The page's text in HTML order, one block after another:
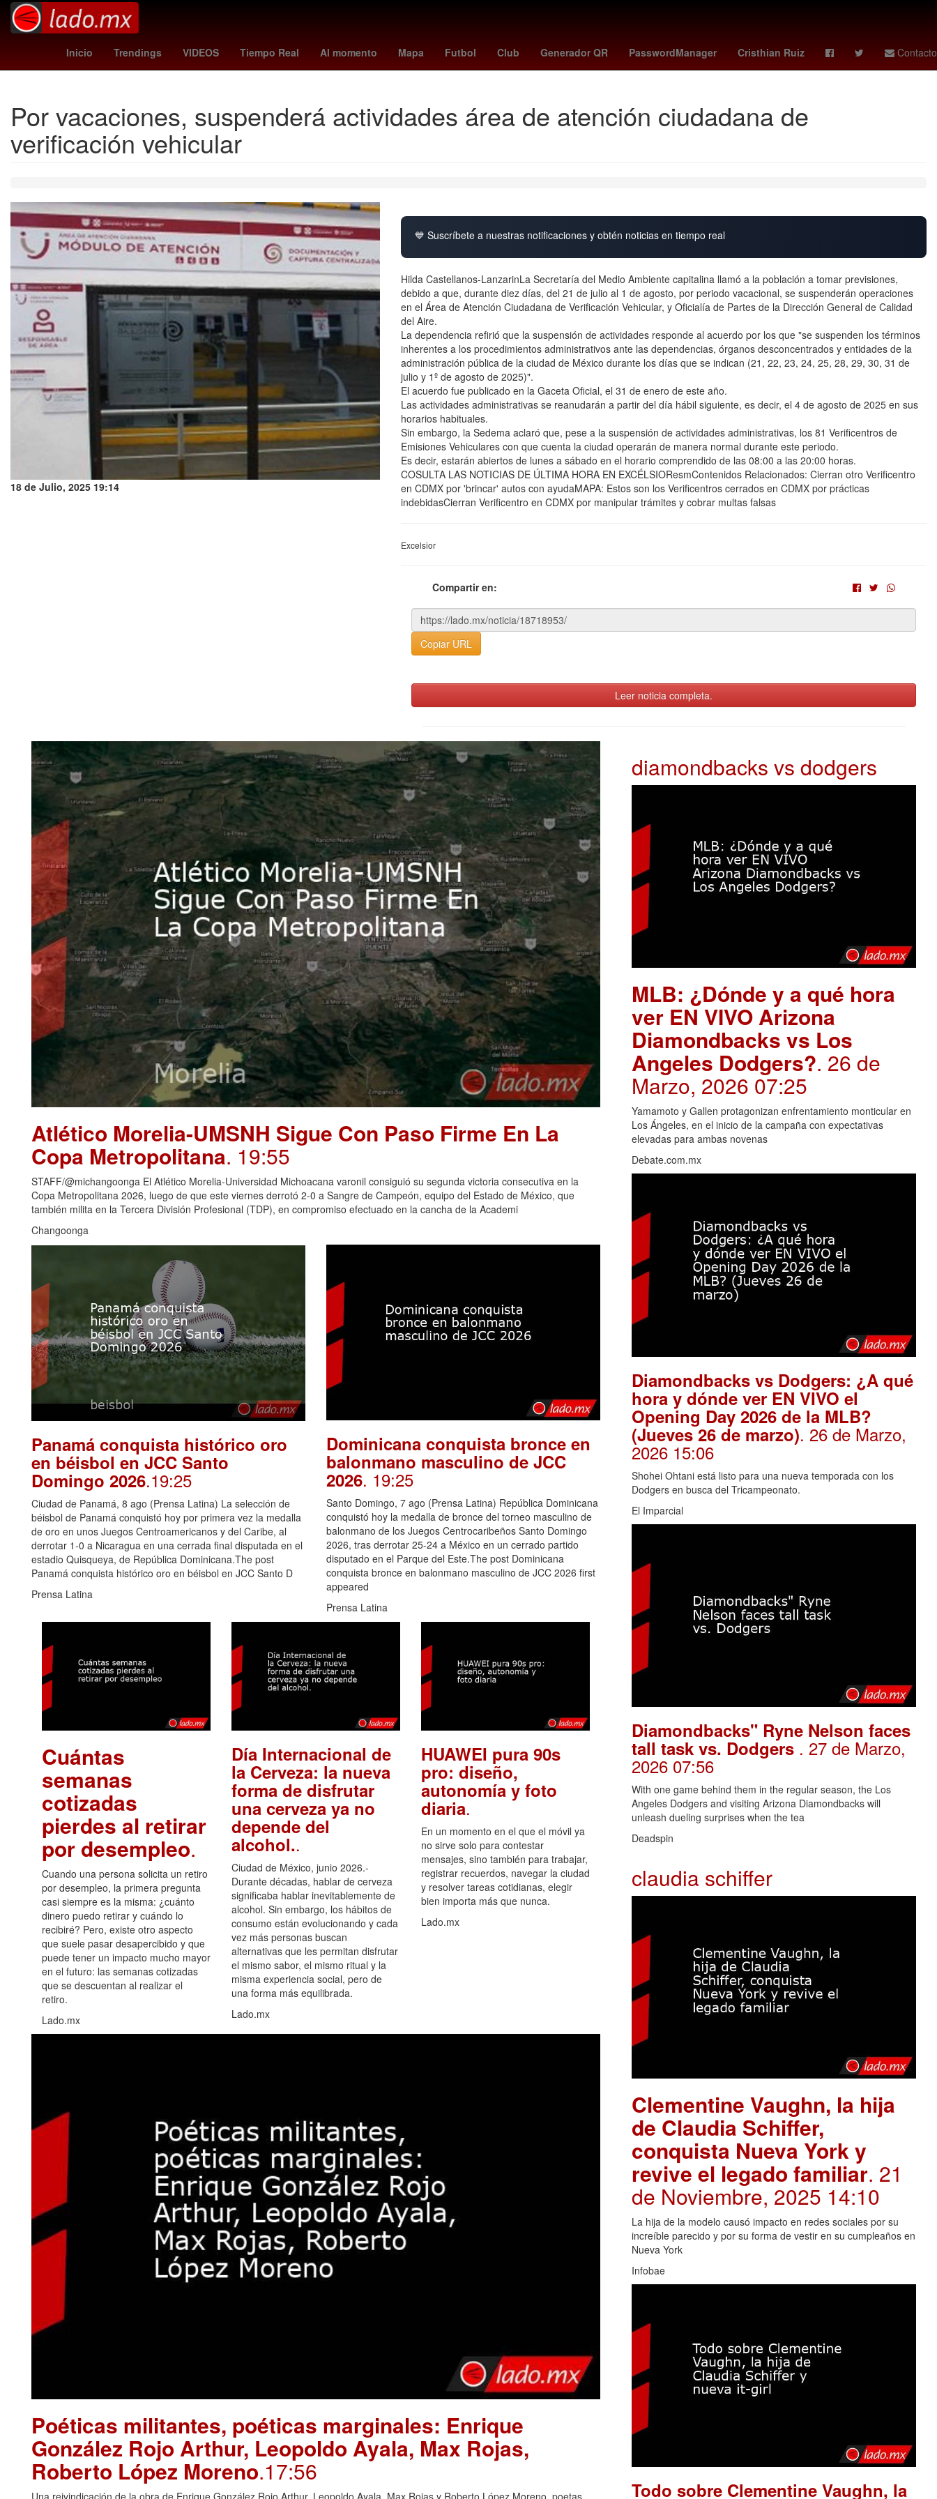
Inicio Trendings VIDEOS Tiempo Real Al momento Mapa Futbol Club Generador QR PasswordManager Cristhian Ruiz Contacto
Henipavirus Estética peppa pig rockets swag 2 Pago HBO Empresa florian monzon cavaliers - rockets
Por vacaciones, suspenderá actividades área de atención ciudadana de
verificación vehicular
18 de Julio, 2025 19:14
💙 Suscríbete a nuestras notificaciones y obtén noticias en tiempo real
Hilda Castellanos-LanzarinLa Secretaría del Medio Ambiente capitalina llamó a la población a tomar previsiones,
debido a que, durante diez días, del 21 de julio al 1 de agosto, por periodo vacacional, se suspenderán operaciones
en el Área de Atención Ciudadana de Verificación Vehicular, y Oficialía de Partes de la Dirección General de Calidad
del Aire.
La dependencia refirió que la suspensión de actividades responde al acuerdo por los que "se suspenden los términos
inherentes a los procedimientos administrativos ante las dependencias, órganos desconcentrados y entidades de la
administración pública de la ciudad de México durante los días que se indican (21, 22, 23, 24, 25, 28, 29, 30, 31 de
julio y 1º de agosto de 2025)".
El acuerdo fue publicado en la Gaceta Oficial, el 31 de enero de este año.
Las actividades administrativas se reanudarán a partir del día hábil siguiente, es decir, el 4 de agosto de 2025 en sus
horarios habituales.
Sin embargo, la Sedema aclaró que, pese a la suspensión de actividades administrativas, los 81 Verificentros de
Emisiones Vehiculares con que cuenta la ciudad operarán de manera normal durante este periodo.
Es decir, estarán abiertos de lunes a sábado en el horario comprendido de las 08:00 a las 20:00 horas.
COSULTA LAS NOTICIAS DE ÚLTIMA HORA EN EXCÉLSIOResmContenidos Relacionados: Cierran otro Verificentro
en CDMX por 'brincar' autos con ayudaMAPA: Estos son los Verificentros cerrados en CDMX por prácticas
indebidasCierran Verificentro en CDMX por manipular trámites y cobrar multas falsas
Excelsior
Compartir en:
Copiar URL
Leer noticia completa.
Atlético Morelia-UMSNH Sigue Con Paso Firme En La
Copa Metropolitana. 19:55
STAFF/@michangoonga El Atlético Morelia-Universidad Michoacana varonil consiguió su segunda victoria consecutiva en la
Copa Metropolitana 2026, luego de que este viernes derrotó 2-0 a Sangre de Campeón, equipo del Estado de México, que
también milita en la Tercera División Profesional (TDP), en compromiso efectuado en la cancha de la Academi
Changoonga
Panamá conquista histórico oro
en béisbol en JCC Santo
Domingo 2026.19:25
Ciudad de Panamá, 8 ago (Prensa Latina) La selección de
béisbol de Panamá conquistó hoy por primera vez la medalla
de oro en unos Juegos Centroamericanos y del Caribe, al
derrotar 1-0 a Nicaragua en una cerrada final disputada en el
estadio Quisqueya, de República Dominicana.The post
Panamá conquista histórico oro en béisbol en JCC Santo D
Prensa Latina
Dominicana conquista bronce en
balonmano masculino de JCC
2026. 19:25
Santo Domingo, 7 ago (Prensa Latina) República Dominicana
conquistó hoy la medalla de bronce del torneo masculino de
balonmano de los Juegos Centrocaribeños Santo Domingo
2026, tras derrotar 25-24 a México en un cerrado partido
disputado en el Parque del Este.The post Dominicana
conquista bronce en balonmano masculino de JCC 2026 first
appeared
Prensa Latina
Cuántas
semanas
cotizadas
pierdes al retirar
por desempleo.
Cuando una persona solicita un retiro
por desempleo, la primera pregunta
casi siempre es la misma: ¿cuánto
dinero puedo retirar y cuándo lo
recibiré? Pero, existe otro aspecto
que suele pasar desapercibido y que
puede tener un impacto mucho mayor
en el futuro: las semanas cotizadas
que se descuentan al realizar el
retiro.
Lado.mx
Día Internacional de
la Cerveza: la nueva
forma de disfrutar
una cerveza ya no
depende del
alcohol..
Ciudad de México, junio 2026.-
Durante décadas, hablar de cerveza
significaba hablar inevitablemente de
alcohol. Sin embargo, los hábitos de
consumo están evolucionando y cada
vez más personas buscan
alternativas que les permitan disfrutar
el mismo sabor, el mismo ritual y la
misma experiencia social, pero de
una forma más equilibrada.
Lado.mx
HUAWEI pura 90s
pro: diseño,
autonomía y foto
diaria.
En un momento en el que el móvil ya
no sirve solo para contestar
mensajes, sino también para trabajar,
registrar recuerdos, navegar la ciudad
y resolver tareas cotidianas, elegir
bien importa más que nunca.
Lado.mx
Poéticas militantes, poéticas marginales: Enrique
González Rojo Arthur, Leopoldo Ayala, Max Rojas,
Roberto López Moreno.17:56
diamondbacks vs dodgers
MLB: ¿Dónde y a qué hora
ver EN VIVO Arizona
Diamondbacks vs Los
Angeles Dodgers?. 26 de
Marzo, 2026 07:25
Yamamoto y Gallen protagonizan enfrentamiento monticular en
Los Ángeles, en el inicio de la campaña con expectativas
elevadas para ambas novenas
Debate.com.mx
Diamondbacks vs Dodgers: ¿A qué
hora y dónde ver EN VIVO el
Opening Day 2026 de la MLB?
(Jueves 26 de marzo). 26 de Marzo,
2026 15:06
Shohei Ohtani está listo para una nueva temporada con los
Dodgers en busca del Tricampeonato.
El Imparcial
Diamondbacks" Ryne Nelson faces
tall task vs. Dodgers . 27 de Marzo,
2026 07:56
With one game behind them in the regular season, the Los
Angeles Dodgers and visiting Arizona Diamondbacks will
unleash dueling surprises when the tea
Deadspin
claudia schiffer
Clementine Vaughn, la hija
de Claudia Schiffer,
conquista Nueva York y
revive el legado familiar. 21
de Noviembre, 2025 14:10
La hija de la modelo causó impacto en redes sociales por su
increíble parecido y por su forma de vestir en su cumpleaños en
Nueva York
Infobae
Todo sobre Clementine Vaughn, la